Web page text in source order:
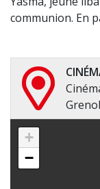
communion. En
+
−